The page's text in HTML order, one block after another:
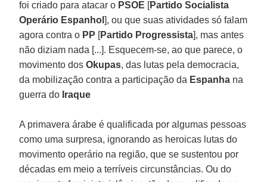
foi criado para atacar o PSOE [Partido Socialista
Operário Espanhol], ou que suas atividades só falam
agora contra o PP [Partido Progressista], mas antes
não diziam nada [...]. Esquecem-se, ao que parece, o
movimento dosOkupas, das lutas pela democracia,
da mobilização contra a participação da Espanha na
guerra do Iraque
A primavera árabe é qualificada por algumas pessoas
como uma surpresa, ignorando as heroicas lutas do
movimento operário na região, que se sustentou por
décadas em meio a terríveis circunstâncias. Ou do